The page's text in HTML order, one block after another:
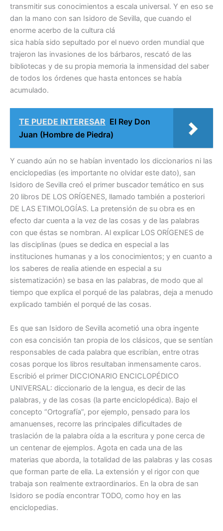
transmitir sus conocimientos a escala universal. Y en eso se
dan la mano con san Isidoro de Sevilla, que cuando el
enorme acerbo de la cultura clá
sica había sido sepultado por el nuevo orden mundial que
trajeron las invasiones de los bárbaros, rescató de las
bibliotecas y de su propia memoria la inmensidad del saber
de todos los órdenes que hasta entonces se había
acumulado.
TE PUEDE INTERESAR El Rey Don
Juan (Hombre de Piedra)
Y cuando aún no se habían inventado los diccionarios ni las
enciclopedias (es importante no olvidar este dato), san
Isidoro de Sevilla creó el primer buscador temático en sus
20 libros DE LOS ORÍGENES, llamado también a posteriori
DE LAS ETIMOLOGÍAS. La pretensión de su obra es en
efecto dar cuenta a la vez de las cosas y de las palabras
con que éstas se nombran. Al explicar LOS ORÍGENES de
las disciplinas (pues se dedica en especial a las
instituciones humanas y a los conocimientos; y en cuanto a
los saberes de realia atiende en especial a su
sistematización) se basa en las palabras, de modo que al
tiempo que explica el porqué de las palabras, deja a menudo
explicado también el porqué de las cosas.
Es que san Isidoro de Sevilla acometió una obra ingente
con esa concisión tan propia de los clásicos, que se sentían
responsables de cada palabra que escribían, entre otras
cosas porque los libros resultaban inmensamente caros.
Escribió el primer DICCIONARIO ENCICLOPÉDICO
UNIVERSAL: diccionario de la lengua, es decir de las
palabras, y de las cosas (la parte enciclopédica). Bajo el
concepto “Ortografía”, por ejemplo, pensado para los
amanuenses, recorre las principales dificultades de
traslación de la palabra oída a la escritura y pone cerca de
un centenar de ejemplos. Agota en cada una de las
materias que aborda, la totalidad de las palabras y las cosas
que forman parte de ella. La extensión y el rigor con que
trabaja son realmente extraordinarios. En la obra de san
Isidoro se podía encontrar TODO, como hoy en las
enciclopedias.